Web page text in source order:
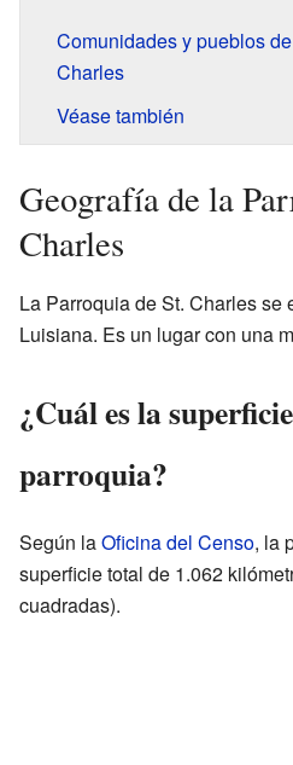
Comunidades y pueblos
Charles
Véase también
Geografía de la
Charles
La Parroquia de St. Charles se
Luisiana. Es un lugar con una
¿Cuál es la
parroquia?
Según laOficina del Censo, la
superficie total de 1.062
cuadradas).